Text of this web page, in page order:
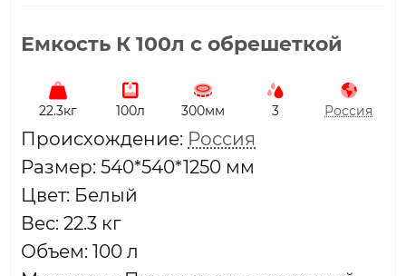
Емкость К 100л с обрешеткой
22.3кг 100л 300мм 3 Россия
Проиcхождение: Россия
Размер: 540*540*1250 мм
Цвет: Белый
Вес: 22.3 кг
Объем: 100 л